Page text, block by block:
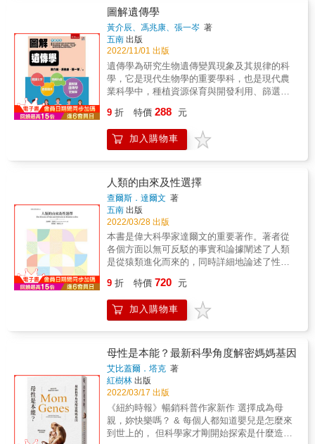
吉為他奔流的智慧找到了一個特別寬廣的主
題。&hellip;&hellip;穆克吉勾勒的點彩畫場景，
他解說的熱情，和他畫龍點睛的比喻，屢屢讓
我目眩神馳。&mdash;&mdash;珍妮佛．薩萊
（Jennifer Szalai），《紐約時報》 & 生動、
親切、詳細、動人的描述醫學史上的細胞，以
及它在當前的承諾。&mdash;&mdash;希莉．
哈斯特維特（Siri Hustvedt），《華盛頓郵報》
辛達塔．穆克吉榮獲二○一一年普立茲獎的
（David Quammen，著有《多多鳥之歌》）的
科學自然名作家之林，如今他又以《細胞之
歌》確定平易近人的科學報導文學聲譽，本書
生涯。但與逵曼描寫科學界解開新冠病毒之謎
的《令人窒息：戰勝致命病毒的科學競賽》
（Breathless）不同的是，它有個轉折，讓你讀
完後對未來充滿希望。」&mdash;&mdash;克
里斯多福．波瑞利（Christopher Borrelli），
《芝加哥論壇報》（Chicago Tribune） & 穆克
吉以抒情而豐富的敘述，帶領我們經歷了人類
由細胞所構成開始，到我們用來操縱和運用細
胞以達治療目的的尖端技術。
&mdash;&mdash;《紐約客》（The New
Yorker） & 本書內容廣泛、引人入勝，以細胞
新方法，待創造的新藥物，新療法，以及了解
羅謝爾．赫登（Jaime Rochelle Herndon），
《哥倫比亞雜誌》（Columbia Magazine） &
就如已故的奧利佛．薩克斯（Oliver Sacks），
穆克吉是醫師，也是科學家，他以高超的文筆
和豐富的同情心寫作。在本書中，他帶我們進
行了細胞的大查房，就像他在先前的書中擴大
什麼程度？ 近年突然出現的新型冠狀病毒
（COVID-19）大大改變了人類的生活型態，
新聞中也冒出了PCR篩檢、mRNA疫苗等陌生
的詞彙。 其實，PCR、mRNA、基因組這些詞
彙，全都與「基因」有關。 換句話說，認識基
因相關知識，能幫助你更加了解目前發生的事
件。 本書從「基因」的觀點出發， 以淺顯易懂
的方式針對與人類身體、心靈、疾病、飲食等
相關的神奇現象進行解說， 幫助你活出更精彩
識。 內容分為2大章節， 【第1部 認識不可思
議的基因】會說明「基因究竟是什麼」並講解
基因的作用； 【第2部 破解基因之謎】會從
「心靈」、「身體」、「人生」、「疾病」、
「飲食」、「生命」這六大主題講解基因的奧
祕。 人類對基因的研究其實還在起步階段， 每
天都有新的研究成果發表，改變我們對基因的
認知。 我們活在基因研究最先進的時代，擁有
對基因研究感到興奮、期待的特權。 天才是靠
基因決定的嗎？基因會影響我們的人生？ 現在
就來破解這些令人好奇的基因謎團！ 本書特色
◎從「基因」的角度，解說人類身體、心靈、
疾病、飲食方面的神奇現象！ ◎搭配簡明易懂
的插圖，讓複雜的基因知識變簡單！ ◎以令人
好奇的問題作為切入點，用貼近生活的方式破
圖解遺傳學
黃介辰、馮兆康、張一岑 著
五南 出版
2022/11/01 出版
遺傳學為研究生物遺傳變異現象及其規律的科
學，它是現代生物學的重要學科，也是現代農
業科學中，種植資源保育與開發利用、篩選育
方式，深入淺出、循序漸進的方式與通俗易懂
的文字，整體而系統地介紹了遺傳學的基本理
論、方法與技術。本書凸顯重點，將理論與實
9 折 特價 288 元
加入購物車
人類的由來及性選擇
查爾斯．達爾文 著
五南 出版
2022/03/28 出版
本書是偉大科學家達爾文的重要著作。著者從
各個方面以無可反駁的事實和論據闡述了人類
是從猿類進化而來的，同時詳細地論述了性選
基礎，同時對社會科學的進展也發生過重大影
響，至今仍閃耀著不可磨滅的光輝。 本書分為
三個部分：（1）人類的由來或起源，說明人類
系譜等。（2）性選擇，說明性選擇的原理及動
物界的第二性徵。（3）人類的性選擇及本書的
結論。
9 折 特價 720 元
加入購物車
母性是本能？最新科學角度解密媽媽基因
艾比蓋爾．塔克 著
紅樹林 出版
2022/03/17 出版
《紐約時報》暢銷科普作家新作 選擇成為母
親，妳快樂嗎？ & 每個人都知道嬰兒是怎麼來
到世上的， 但科學家才剛開始探索是什麼造就